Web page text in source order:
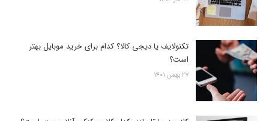
تکنولایف یا دیجی کالا؟ کدام برای خرید موبایل بهتر
است؟
۲۷ بهمن ۱۴۰۱